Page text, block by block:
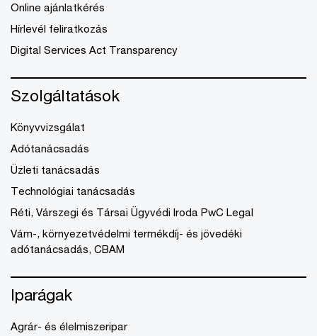
Online ajánlatkérés
Hírlevél feliratkozás
Digital Services Act Transparency
Szolgáltatások
Könyvvizsgálat
Adótanácsadás
Üzleti tanácsadás
Technológiai tanácsadás
Réti, Várszegi és Társai Ügyvédi Iroda PwC Legal
Vám-, környezetvédelmi termékdíj- és jövedéki
adótanácsadás, CBAM
Iparágak
Agrár- és élelmiszeripar